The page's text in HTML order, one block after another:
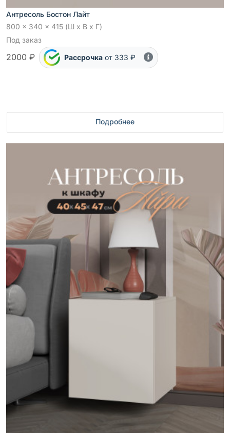
Антресоль Бостон Лайт
800 x 340 x 415 (Ш x В x Г)
Под заказ
2000 ₽ Рассрочка от 333 ₽
Подробнее